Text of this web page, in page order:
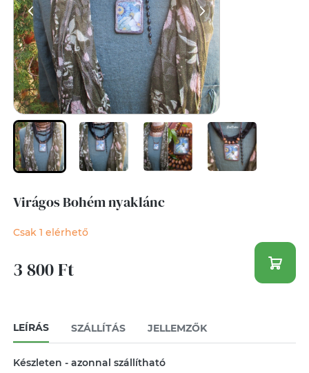
Virágos Bohém nyaklánc
Csak 1 elérhető
3 800 Ft
LEÍRÁS SZÁLLÍTÁS JELLEMZŐK
Készleten - azonnal szállítható